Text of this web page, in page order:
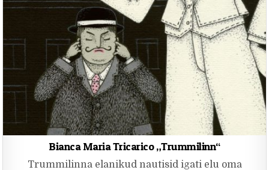
Bianca Maria Tricarico „Trummilinn“
Trummilinna elanikud nautisid igati elu oma